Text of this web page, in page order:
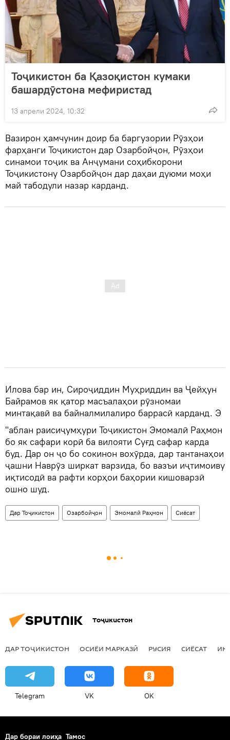
Тоҷикистон ба Қазоқистон кумаки
башардӯстона мефиристад
13 апрели 2024, 10:32
Вазирон ҳамчунин доир ба баргузории Рӯзҳои
фарҳанги Тоҷикистон дар Озарбойҷон, Рӯзҳои
синамои тоҷик ва Анҷумани соҳибкорони
Тоҷикистону Озарбойҷон дар даҳаи дуюми моҳи
май табодули назар карданд.
Илова бар ин, Сироҷиддин Муҳриддин ва Ҷейҳун
Байрамов як қатор масъалаҳои рӯзномаи
минтақавӣ ва байналмилалиро баррасӣ карданд. Э
"аблан раисиҷумҳури Тоҷикистон Эмомалӣ Раҳмон
бо як сафари корӣ ба вилояти Суғд сафар карда
буд. Дар он ҷо бо сокинон вохӯрда, дар тантанаҳои
ҷашни Наврӯз ширкат варзида, бо вазъи иҷтимоиву
иқтисодӣ ва рафти корҳои баҳории кишоварзӣ
ошно шуд.
Дар Тоҷикистон Озарбойҷон Эмомалӣ Раҳмон Сиёсат
Тоҷикистон
ДАР ТОҶИКИСТОН ОСИЁИ МАРКАЗӢ РУСИЯ СИЁСАТ
Telegram VK OK
Дар бораи лоиҳа Тамос